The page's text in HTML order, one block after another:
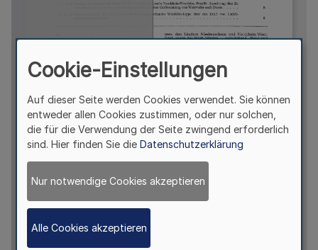
Cookie-Einstellungen
Auf dieser Seite werden Cookies verwendet. Sie können
entweder allen Cookies zustimmen, oder nur solchen,
die für die Verwendung der Seite zwingend erforderlich
sind. Hier finden Sie die Datenschutzerklärung
Nur notwendige Cookies akzeptieren
Alle Cookies akzeptieren